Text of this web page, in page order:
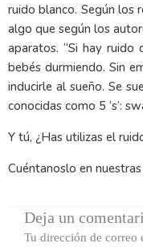
ruido blanco. Según los
algo que según los
aparatos. “Si hay ruido
bebés durmiendo. Sin
inducirle al sueño. Se
conocidas como 5 ‘s’:
Y tú, ¿Has utilizas el
Cuéntanoslo en
Deja un
Tu dirección de correo